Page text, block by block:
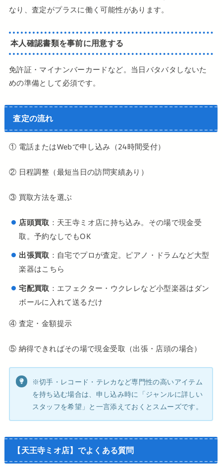
なり、査定がプラスに働く可能性があります。
本人確認書類を事前に用意する
免許証・マイナンバーカードなど。当日バタバタしないた
めの準備として必須です。
査定の流れ
① 電話またはWebで申し込み（24時間受付）
② 日程調整（最短当日の訪問実績あり）
③ 買取方法を選ぶ
店頭買取 ：天王寺ミオ店に持ち込み。その場で現金受
取。予約なしでもOK
出張買取 ：自宅でプロが査定。ピアノ・ドラムなど大型
楽器はこちら
宅配買取 ：エフェクター・ウクレレなど小型楽器はダン
ボールに入れて送るだけ
④ 査定・金額提示
⑤ 納得できればその場で現金受取（出張・店頭の場合）
※切手・レコード・テレカなど専門性の高いアイテム
を持ち込む場合は、申し込み時に「ジャンルに詳しい
スタッフを希望」と一言添えておくとスムーズです。
【天王寺ミオ店】でよくある質問